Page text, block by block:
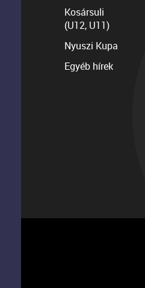
Kosársuli
(U12, U11)
Nyuszi Kupa
Egyéb hírek